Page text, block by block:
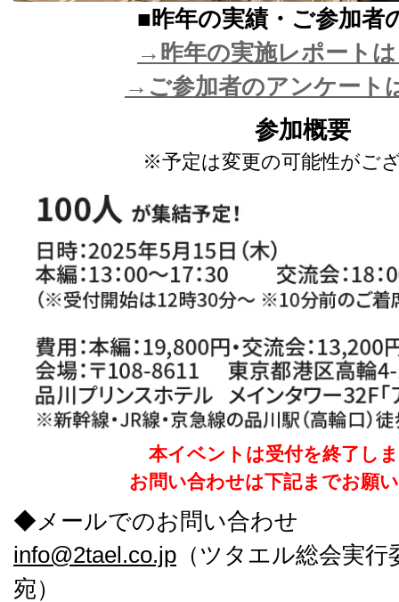
■昨年の実績・ご参加
→昨年の実施レポート
→ご参加者のアンケート
参加概要
※予定は変更の可能性がご
本イベントは受付を終了し
お問い合わせは下記までお願
◆メールでのお問い合わせ
info@2tael.co.jp （ツタエル総会実
宛）